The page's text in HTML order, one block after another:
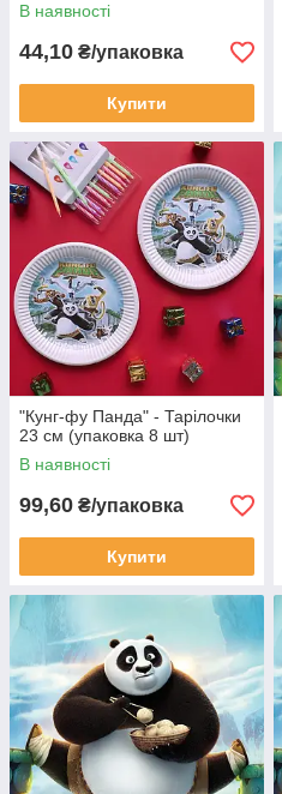
В наявності
44,10 ₴/упаковка
Купити
"Кунг-фу Панда" - Тарілочки
23 см (упаковка 8 шт)
В наявності
99,60 ₴/упаковка
Купити